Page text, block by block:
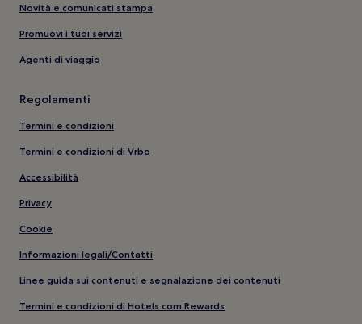
Novità e comunicati stampa
Promuovi i tuoi servizi
Agenti di viaggio
Regolamenti
Termini e condizioni
Termini e condizioni di Vrbo
Accessibilità
Privacy
Cookie
Informazioni legali/Contatti
Linee guida sui contenuti e segnalazione dei contenuti
Termini e condizioni di Hotels.com Rewards